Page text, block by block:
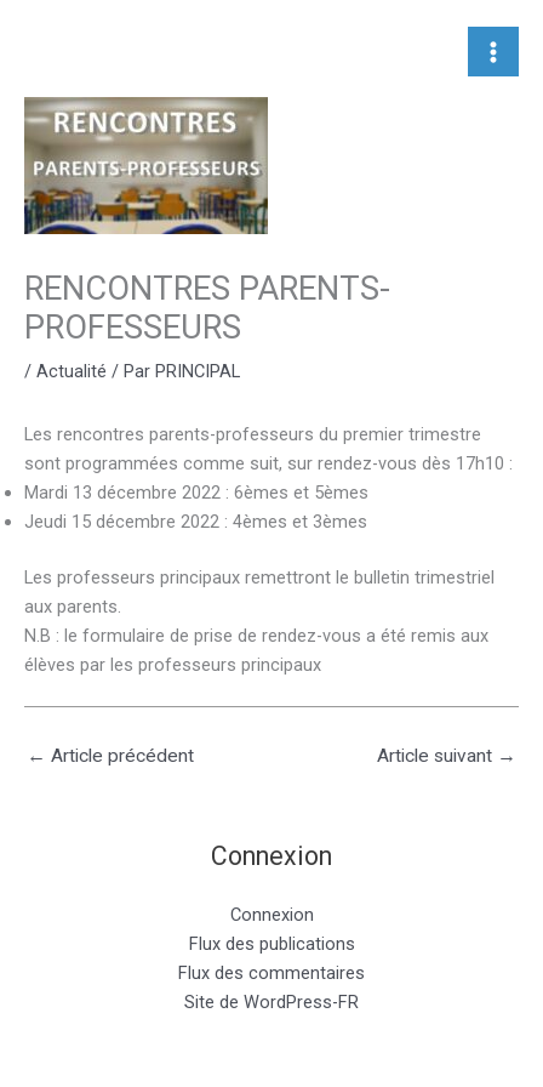
RENCONTRES PARENTS-
PROFESSEURS
/ Actualité / Par PRINCIPAL
Les rencontres parents-professeurs du premier trimestre
sont programmées comme suit, sur rendez-vous dès 17h10 :
Mardi 13 décembre 2022 : 6èmes et 5èmes
Jeudi 15 décembre 2022 : 4èmes et 3èmes
Les professeurs principaux remettront le bulletin trimestriel
aux parents.
N.B : le formulaire de prise de rendez-vous a été remis aux
élèves par les professeurs principaux
← Article précédent Article suivant →
Connexion
Connexion
Flux des publications
Flux des commentaires
Site de WordPress-FR